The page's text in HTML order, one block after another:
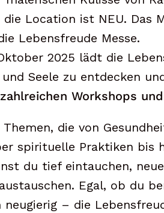
die Location ist NEU. Das
Lebensfreude Messe.
2025 lädt die
Seele zu entdecken
zahlreichen Workshops
die von
spirituelle Praktiken bis
du tief eintauchen,
Egal, ob du
– die